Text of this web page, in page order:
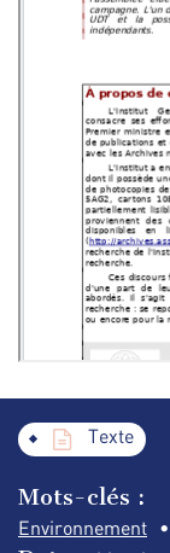
Texte
Mots-clés :
Environnement